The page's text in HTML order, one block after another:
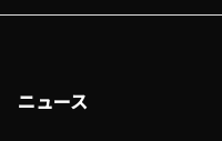
ニュース